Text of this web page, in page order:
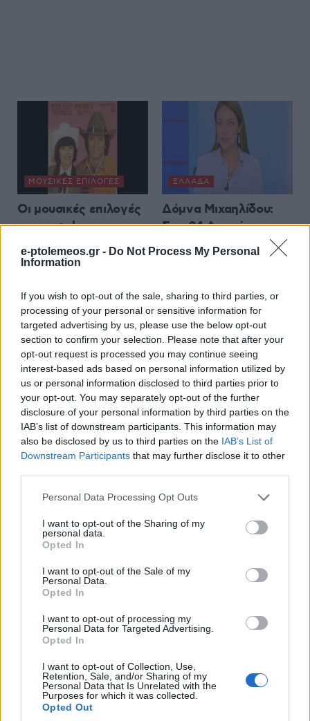
e-ptolemeos.gr - Do Not Process My Personal
Information
If you wish to opt-out of the sale, sharing to third parties, or
processing of your personal or sensitive information for
targeted advertising by us, please use the below opt-out
section to confirm your selection. Please note that after your
opt-out request is processed you may continue seeing
interest-based ads based on personal information utilized by
us or personal information disclosed to third parties prior to
your opt-out. You may separately opt-out of the further
disclosure of your personal information by third parties on the
IAB’s list of downstream participants. This information may
also be disclosed by us to third parties on the IAB’s List of
Downstream Participants that may further disclose it to other
Please note that this website/app uses one or more Google
not limited to your visit or usage behaviour. You may click to
grant or deny consent to Google and its third-party tags to
use your data for below specified purposes in below Google
consent section.
Personal Data Processing Opt Outs
I want to opt-out of the Sharing of my
personal data.
Opted In
I want to opt-out of the Sale of my
Personal Data.
Opted In
I want to opt-out of processing my
Personal Data for Targeted Advertising.
Opted In
I want to opt-out of Collection, Use,
Retention, Sale, and/or Sharing of my
Personal Data that Is Unrelated with the
Purposes for which it was collected.
Opted Out
ΜΟΥΣΙΚΈΣ ΕΠΙΛΟΓΈΣ
Οι μουσικές επιλογές
του e-ptolemeos.gr:
Mireille Mathieu &
Patrick Duffy –
(1983)
8 Αυγούστου 2026, 9:00 μμ
ΕΛΛΆΔΑ
Δόμνα Μιχαηλίδου:
Στις 24 Αυγούστου
ανοίγει η πλατφόρμα
για τον Προσωπικό
8 Αυγούστου 2026, 8:32 μμ
Η νεολαία γέμισε την
πλατεία των
Γρεβενών στη μεγάλη
συναυλία της
Marseaux
(Βίντεο+Φωτογραφίες)
8 Αυγούστου 2026, 8:02 μμ
ΚΟΙΝΩΝΊΑ
Προήχθη σε
Αστυνομικό
Υποδιευθυντή ο
Διοικητής της
Τροχαίας Πτολεμαΐδας
Σπύρος Τάσιος
Το Daddy Cool Party
επιστρέφει στην
Α.Ο. ΠΑΝΑΤΟΛΙΚΟΣ:
Γαβρίλος